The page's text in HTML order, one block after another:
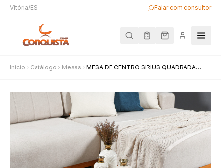
Vitória/ES Falar com consultor
Início Catálogo Mesas
MESA DE CENTRO SIRIUS QUADRADA